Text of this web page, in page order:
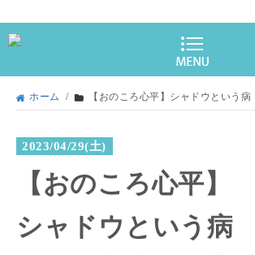
ホーム / 【おのころ心平】シャドウという病
2023/04/29(土)
【おのころ心平】
シャドウという病